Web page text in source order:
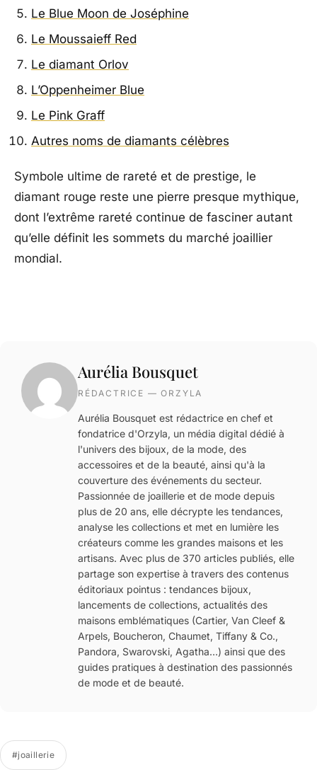
Le Blue Moon de Joséphine
Le Moussaieff Red
Le diamant Orlov
L’Oppenheimer Blue
Le Pink Graff
Autres noms de diamants célèbres
Symbole ultime de rareté et de prestige, le
diamant rouge reste une pierre presque mythique,
dont l’extrême rareté continue de fasciner autant
qu’elle définit les sommets du marché joaillier
mondial.
Aurélia Bousquet
RÉDACTRICE — ORZYLA
Aurélia Bousquet est rédactrice en chef et
fondatrice d'Orzyla, un média digital dédié à
l'univers des bijoux, de la mode, des
accessoires et de la beauté, ainsi qu'à la
couverture des événements du secteur.
Passionnée de joaillerie et de mode depuis
plus de 20 ans, elle décrypte les tendances,
analyse les collections et met en lumière les
créateurs comme les grandes maisons et les
artisans. Avec plus de 370 articles publiés, elle
partage son expertise à travers des contenus
éditoriaux pointus : tendances bijoux,
lancements de collections, actualités des
maisons emblématiques (Cartier, Van Cleef &
Arpels, Boucheron, Chaumet, Tiffany & Co.,
Pandora, Swarovski, Agatha…) ainsi que des
guides pratiques à destination des passionnés
de mode et de beauté.
#joaillerie